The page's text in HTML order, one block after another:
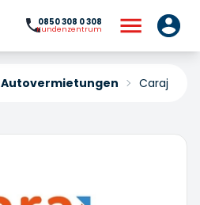
0850 308 0 308
Kundenzentrum
Autovermietungen Caraj